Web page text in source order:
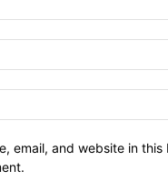
email, and website in